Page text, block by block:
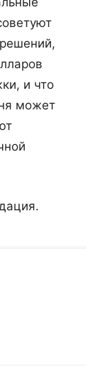
и что
может